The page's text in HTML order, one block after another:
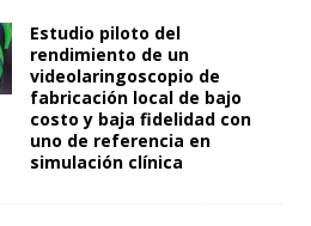
Estudio piloto del
rendimiento de un
videolaringoscopio de
fabricación local de bajo
costo y baja fidelidad con
uno de referencia en
simulación clínica